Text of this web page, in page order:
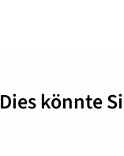
Dies könnte